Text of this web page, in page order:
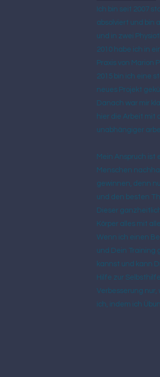
Ich bin seit 2007
absolviert und bin
und in zwei
2010 habe ich in
Praxis von Marion
2015 bin ich eine
neues Projekt
Danach war mir
hier die Arbeit mit
unabhängiger
Mein Anspruch ist
Menschen
gewinnen, denn
und den besten
Dieser
Körper alles mit
Wenn ich einen
und Dein Training
kannst und kann
Hilfe zur
Verbesserung
ich, indem ich